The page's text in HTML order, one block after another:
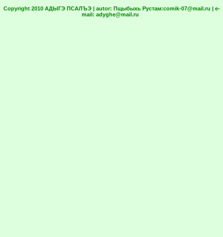
Copyright 2010 АДЫГЭ ПСАЛЪЭ | autor: Пщыбыхь Рустам:comik-07@mail.ru | e-
mail: adyghe@mail.ru